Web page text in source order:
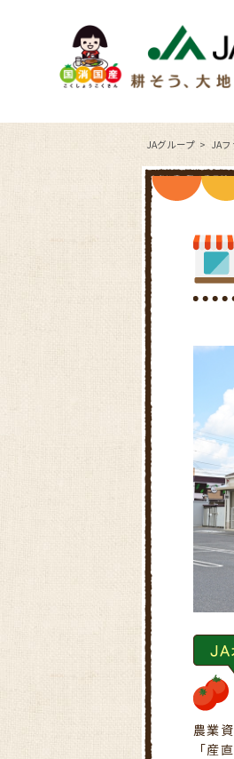
JAグループ JA
農業
「産